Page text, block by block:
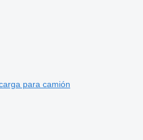
para camión